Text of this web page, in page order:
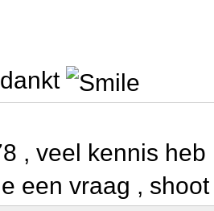
, veel kennis heb
een vraag ,